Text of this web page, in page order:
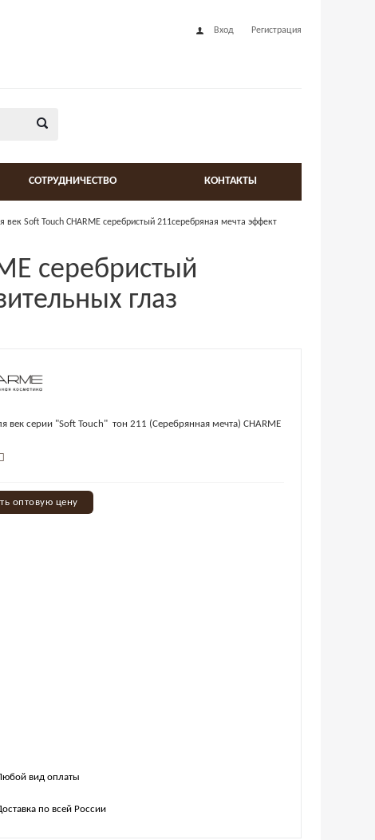
Вход Регистрация
СОТРУДНИЧЕСТВО КОНТАКТЫ
век Soft Touch CHARME серебристый 211серебряная мечта эффект
серебристый
глаз
век серии "Soft Touch" тон 211 (Серебрянная мечта) CHARME
оптовую цену
вид оплаты
по всей России